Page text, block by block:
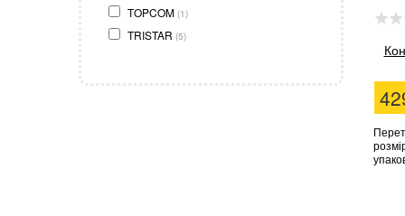
TOPCOM (1)
TRISTAR (5)